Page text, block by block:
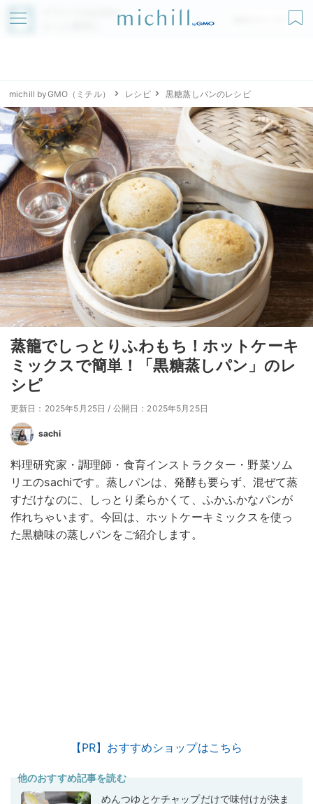
アプリでmichillが
無料ダウンロード
michill byGMO（ミチル） レシピ 黒糖蒸しパンのレシピ
蒸籠でしっとりふわもち！ホットケーキ
ミックスで簡単！「黒糖蒸しパン」のレ
シピ
更新日：2025年5月25日 / 公開日：2025年5月25日
sachi
料理研究家・調理師・食育インストラクター・野菜ソム
リエのsachiです。蒸しパンは、発酵も要らず、混ぜて蒸
すだけなのに、しっとり柔らかくて、ふかふかなパンが
作れちゃいます。今回は、ホットケーキミックスを使っ
た黒糖味の蒸しパンをご紹介します。
【PR】おすすめショップはこちら
他のおすすめ記事を読む
めんつゆとケチャップだけで味付けが決ま